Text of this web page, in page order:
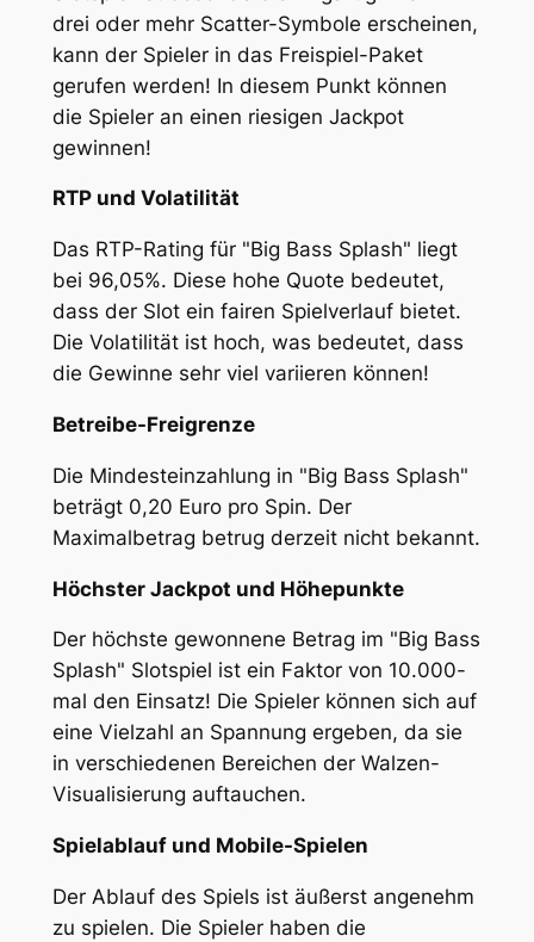
drei oder mehr Scatter-Symbole erscheinen,
kann der Spieler in das Freispiel-Paket
gerufen werden! In diesem Punkt können
die Spieler an einen riesigen Jackpot
gewinnen!
RTP und Volatilität
Das RTP-Rating für "Big Bass Splash" liegt
bei 96,05%. Diese hohe Quote bedeutet,
dass der Slot ein fairen Spielverlauf bietet.
Die Volatilität ist hoch, was bedeutet, dass
die Gewinne sehr viel variieren können!
Betreibe-Freigrenze
Die Mindesteinzahlung in "Big Bass Splash"
beträgt 0,20 Euro pro Spin. Der
Maximalbetrag betrug derzeit nicht bekannt.
Höchster Jackpot und Höhepunkte
Der höchste gewonnene Betrag im "Big Bass
Splash" Slotspiel ist ein Faktor von 10.000-
mal den Einsatz! Die Spieler können sich auf
eine Vielzahl an Spannung ergeben, da sie
in verschiedenen Bereichen der Walzen-
Visualisierung auftauchen.
Spielablauf und Mobile-Spielen
Der Ablauf des Spiels ist äußerst angenehm
zu spielen. Die Spieler haben die